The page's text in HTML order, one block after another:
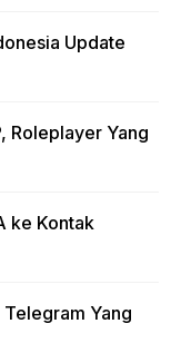
Update
Roleplayer Yang
ke Kontak
Yang